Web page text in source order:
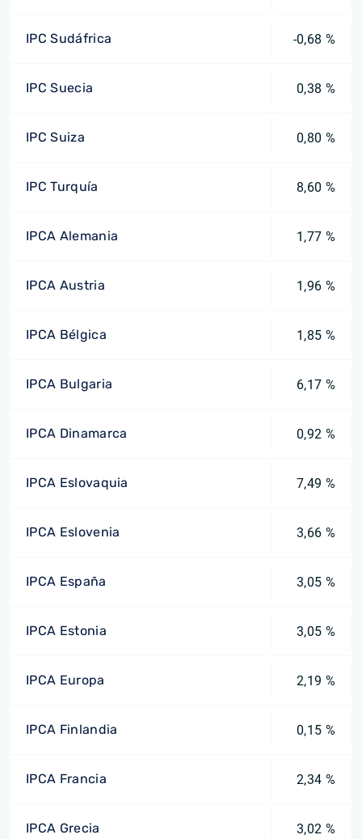
IPC Sudáfrica -0,68 %
IPC Suecia 0,38 %
IPC Suiza 0,80 %
IPC Turquía 8,60 %
IPCA Alemania 1,77 %
IPCA Austria 1,96 %
IPCA Bélgica 1,85 %
IPCA Bulgaria 6,17 %
IPCA Dinamarca 0,92 %
IPCA Eslovaquia 7,49 %
IPCA Eslovenia 3,66 %
IPCA España 3,05 %
IPCA Estonia 3,05 %
IPCA Europa 2,19 %
IPCA Finlandia 0,15 %
IPCA Francia 2,34 %
IPCA Grecia 3,02 %